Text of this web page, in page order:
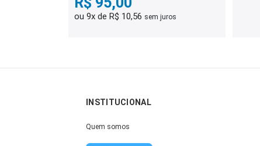
ou 9x de R$ 10,56 sem juros
INSTITUCIONAL
Quem somos